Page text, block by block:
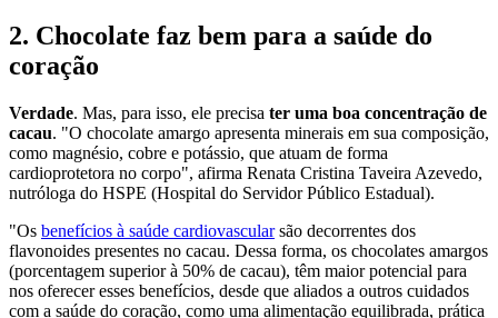
2. Chocolate faz bem para a saúde do
coração
Verdade. Mas, para isso, ele precisa ter uma boa concentração de
cacau. "O chocolate amargo apresenta minerais em sua composição,
como magnésio, cobre e potássio, que atuam de forma
cardioprotetora no corpo", afirma Renata Cristina Taveira Azevedo,
nutróloga do HSPE (Hospital do Servidor Público Estadual).
"Os benefícios à saúde cardiovascularsão decorrentes dos
flavonoides presentes no cacau. Dessa forma, os chocolates amargos
(porcentagem superior à 50% de cacau), têm maior potencial para
nos oferecer esses benefícios, desde que aliados a outros cuidados
com a saúde do coração, como uma alimentação equilibrada, prática